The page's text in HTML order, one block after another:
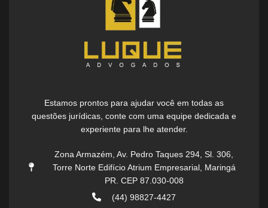
Estamos prontos para ajudar você em todas as
questões jurídicas, conte com uma equipe dedicada e
experiente para lhe atender.
Zona Armazém, Av. Pedro Taques 294, Sl. 306,
Torre Norte Edifício Atrium Empresarial, Maringá
PR. CEP 87.030-008
(44) 98827-4427